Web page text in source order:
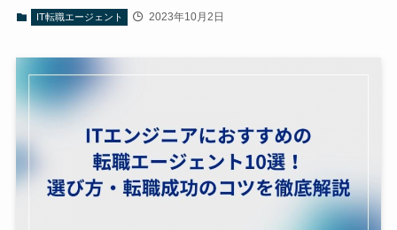
IT転職エージェント 2023年10月2日